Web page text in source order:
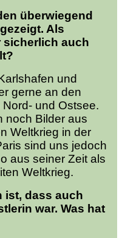
überwiegend
Als
sicherlich auch
und
gerne an den
und Ostsee.
noch Bilder aus
Weltkrieg in der
sind uns jedoch
aus seiner Zeit als
Weltkrieg.
ist, dass auch
war. Was hat